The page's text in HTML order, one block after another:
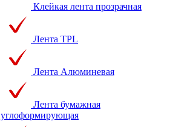
Клейкая лента прозрачная
Лента TPL
Лента Алюминевая
Лента бумажная
углоформирующая